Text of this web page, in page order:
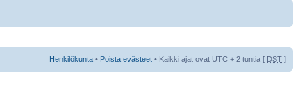
Henkilökunta • Poista evästeet • Kaikki ajat ovat UTC + 2 tuntia [ DST ]